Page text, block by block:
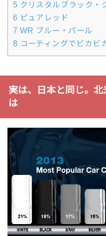
5 クリスタルブラック・
6 ピュアレッド
7 WR ブルー・パール
8 コーティングでビカビ
実は、日本と同じ。
は